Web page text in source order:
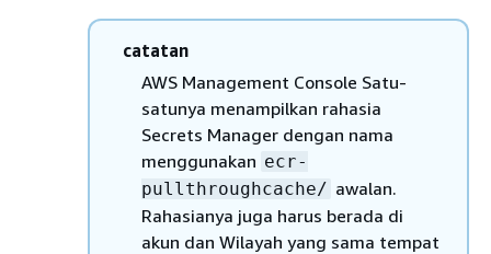
catatan
AWS Management Console Satu-
satunya menampilkan rahasia
Secrets Manager dengan nama
menggunakan ecr-
pullthroughcache/ awalan.
Rahasianya juga harus berada di
akun dan Wilayah yang sama tempat